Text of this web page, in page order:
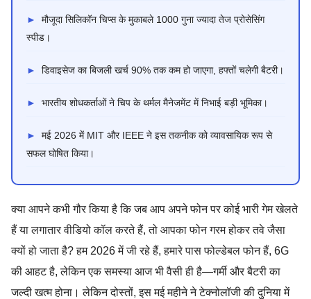
►
मौजूदा सिलिकॉन चिप्स के मुकाबले 1000 गुना ज्यादा तेज प्रोसेसिंग
स्पीड।
► डिवाइसेज का बिजली खर्च 90% तक कम हो जाएगा, हफ्तों चलेगी बैटरी।
► भारतीय शोधकर्ताओं ने चिप के थर्मल मैनेजमेंट में निभाई बड़ी भूमिका।
►
मई 2026 में MIT और IEEE ने इस तकनीक को व्यावसायिक रूप से
सफल घोषित किया।
क्या आपने कभी गौर किया है कि जब आप अपने फोन पर कोई भारी गेम खेलते
हैं या लगातार वीडियो कॉल करते हैं, तो आपका फोन गरम होकर तवे जैसा
क्यों हो जाता है? हम 2026 में जी रहे हैं, हमारे पास फोल्डेबल फोन हैं, 6G
की आहट है, लेकिन एक समस्या आज भी वैसी ही है—गर्मी और बैटरी का
जल्दी खत्म होना। लेकिन दोस्तों, इस मई महीने ने टेक्नोलॉजी की दुनिया में